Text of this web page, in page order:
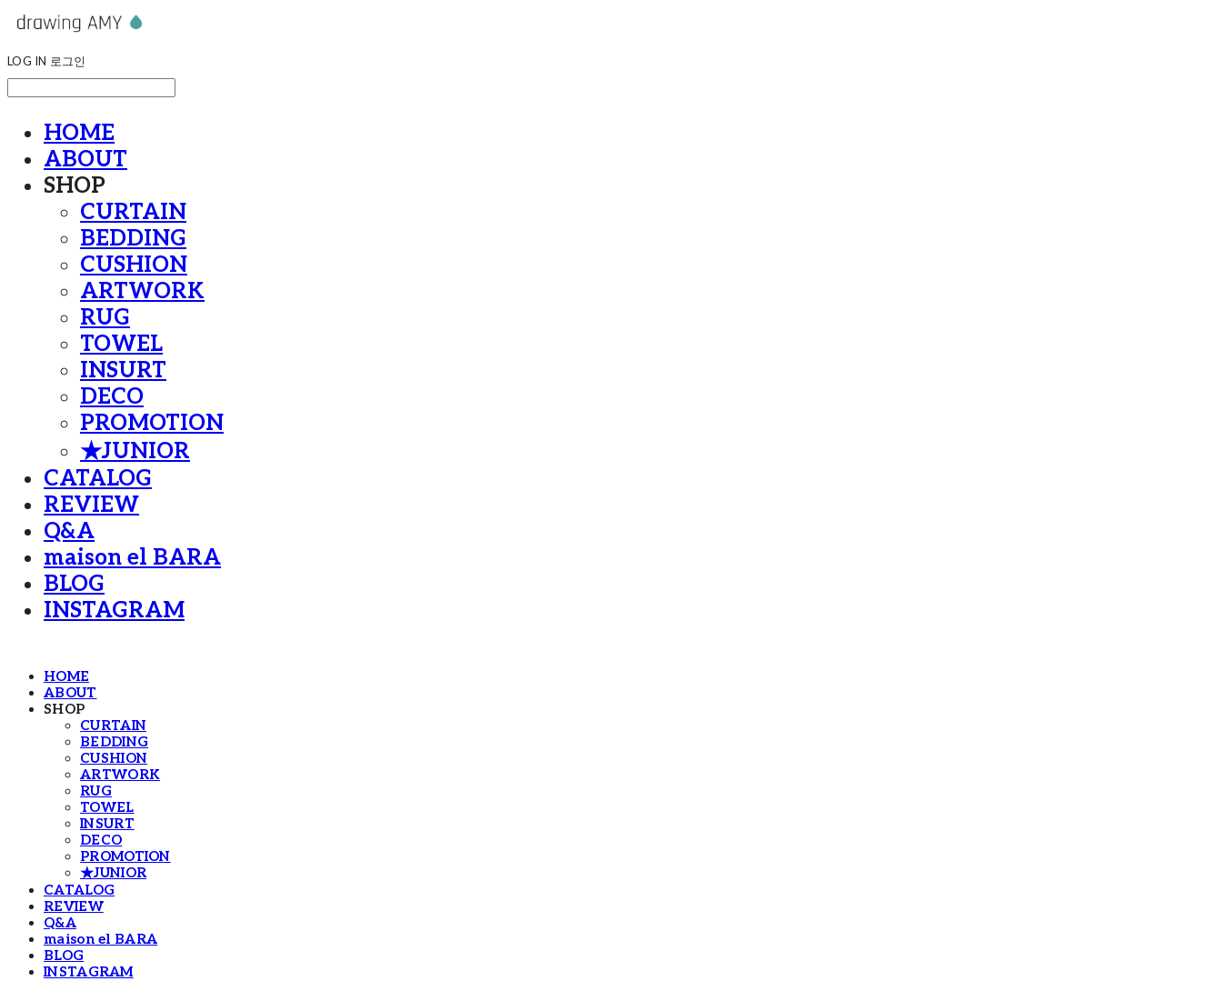
LOG IN 로그인
HOME
ABOUT
SHOP
CURTAIN
BEDDING
CUSHION
ARTWORK
RUG
TOWEL
INSURT
DECO
PROMOTION
★JUNIOR
CATALOG
REVIEW
Q&A
maison el BARA
BLOG
INSTAGRAM
HOME
ABOUT
SHOP
CURTAIN
BEDDING
CUSHION
ARTWORK
RUG
TOWEL
INSURT
DECO
PROMOTION
★JUNIOR
CATALOG
REVIEW
Q&A
maison el BARA
BLOG
INSTAGRAM